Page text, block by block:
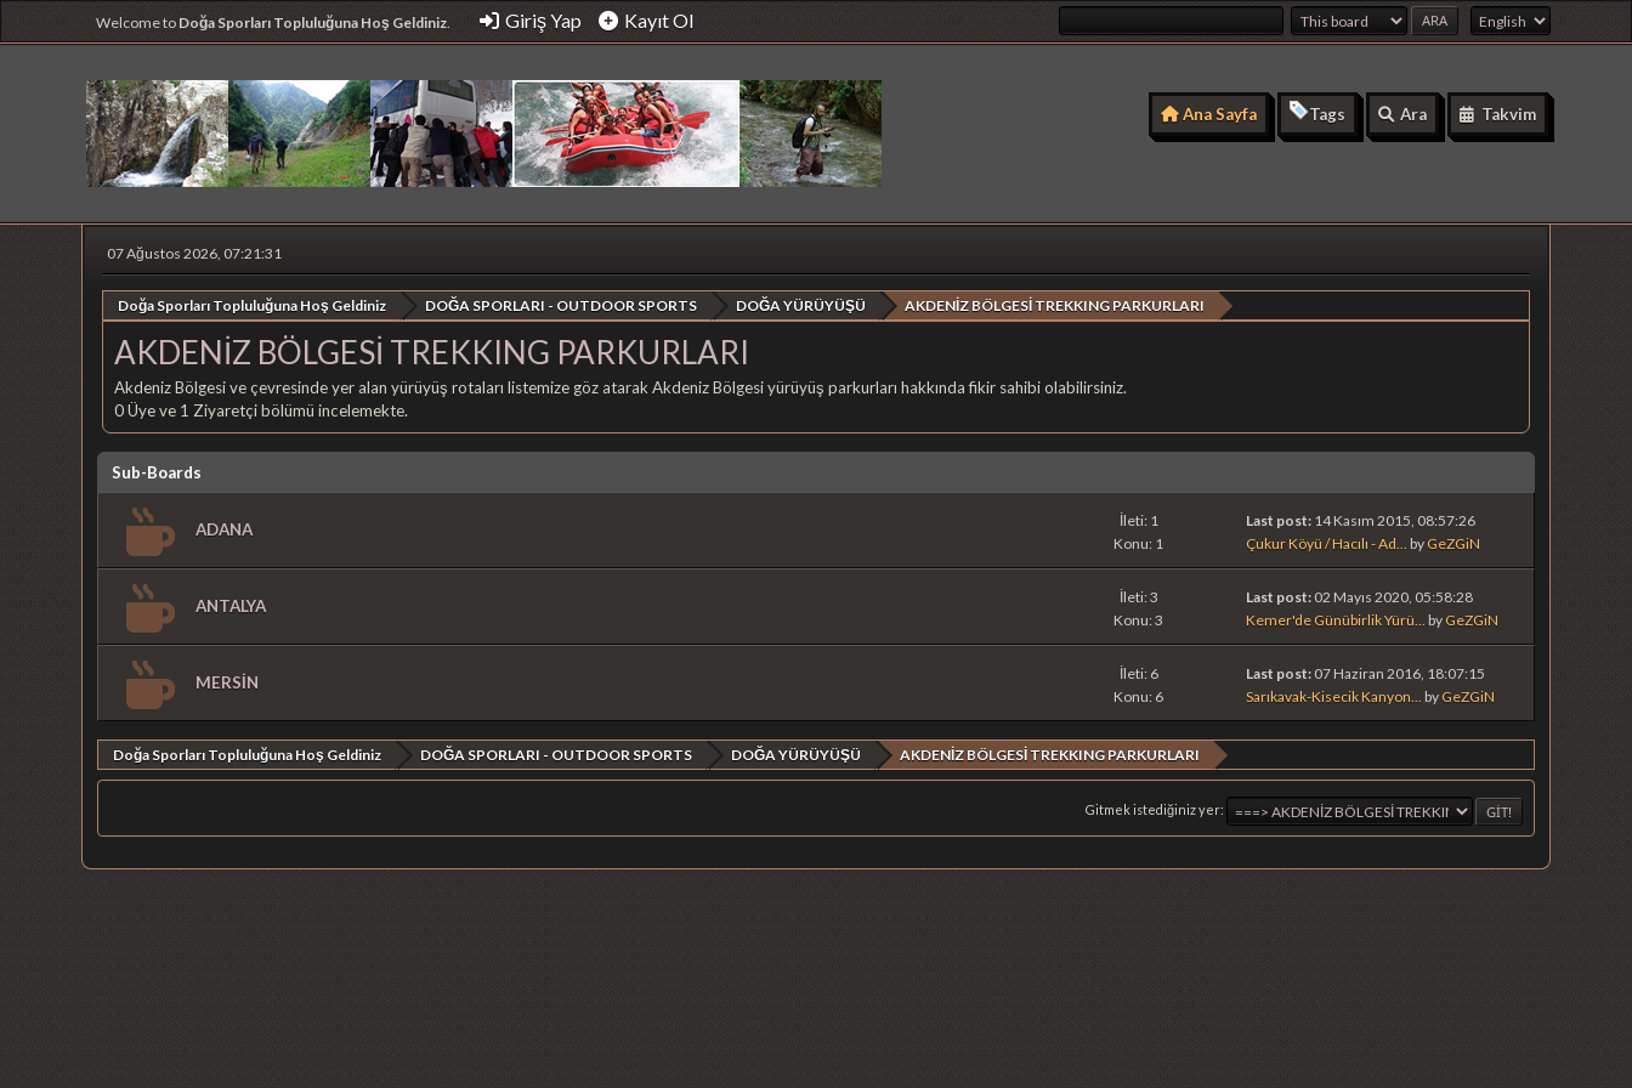
Welcome to Doğa Sporları Topluluğuna Hoş Geldiniz. Giriş Yap Kayıt Ol
Ana Sayfa Tags Ara Takvim
07 Ağustos 2026, 07:21:31
Doğa Sporları Topluluğuna Hoş Geldiniz DOĞA SPORLARI - OUTDOOR SPORTS DOĞA YÜRÜYÜŞÜ AKDENİZ BÖLGESİ TREKKING PARKURLARI
AKDENİZ BÖLGESİ TREKKING PARKURLARI
Akdeniz Bölgesi ve çevresinde yer alan yürüyüş rotaları listemize göz atarak Akdeniz Bölgesi yürüyüş parkurları hakkında fikir sahibi olabilirsiniz.
0 Üye ve 1 Ziyaretçi bölümü incelemekte.
Sub-Boards
ADANA
İleti: 1
Konu: 1
Last post: 14 Kasım 2015, 08:57:26
Çukur Köyü / Hacılı - Ad... by GeZGiN
ANTALYA
İleti: 3
Konu: 3
Last post: 02 Mayıs 2020, 05:58:28
Kemer'de Günübirlik Yürü... by GeZGiN
MERSİN
İleti: 6
Konu: 6
Last post: 07 Haziran 2016, 18:07:15
Sarıkavak-Kisecik Kanyon... by GeZGiN
Doğa Sporları Topluluğuna Hoş Geldiniz DOĞA SPORLARI - OUTDOOR SPORTS DOĞA YÜRÜYÜŞÜ AKDENİZ BÖLGESİ TREKKING PARKURLARI
Gitmek istediğiniz yer